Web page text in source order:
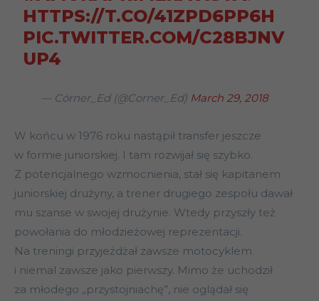
HTTPS://T.CO/41ZPD6PP6H
PIC.TWITTER.COM/C28BJNV
UP4
— Córner_Ed (@Corner_Ed) March 29, 2018
W końcu w 1976 roku nastąpił transfer jeszcze
w formie juniorskiej. I tam rozwijał się szybko.
Z potencjalnego wzmocnienia, stał się kapitanem
juniorskiej drużyny, a trener drugiego zespołu dawał
mu szanse w swojej drużynie. Wtedy przyszły też
powołania do młodzieżowej reprezentacji.
Na treningi przyjeżdżał zawsze motocyklem
i niemal zawsze jako pierwszy. Mimo że uchodził
za młodego „przystojniachę”, nie oglądał się